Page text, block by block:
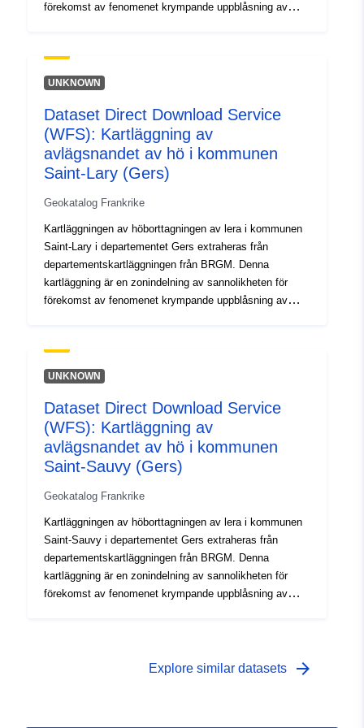
förekomst av fenomenet krympande uppblåsning av
geologiska kartor, vilka tolkades med beaktande av
följande faktorer för varje geologisk formation: —
andelen sprängande mineraler i lerfasen (minerogisk
sammansättning). — materialets geotekniska beteende.
För var och en av de identifierade lerformationerna är
faronivån i slutändan resultatet av den känslighetsnivå
som på så sätt erhålls med tätheten av svårsvullnad,
rapporterad till 100 km² av den faktiska urbaniserade
utgjutningsytan.
UNKNOWN
Dataset Direct Download Service
(WFS): Kartläggning av
avlägsnandet av hö i kommunen
Saint-Lary (Gers)
Geokatalog Frankrike
Kartläggningen av höborttagningen av lera i kommunen
Saint-Lary i departementet Gers extraheras från
departementskartläggningen från BRGM. Denna
kartläggning är en zonindelning av sannolikheten för
förekomst av fenomenet krympande uppblåsning av
geologiska kartor, vilka tolkades med beaktande av
följande faktorer för varje geologisk formation: —
andelen sprängande mineraler i lerfasen (minerogisk
sammansättning). — materialets geotekniska beteende.
För var och en av de identifierade lerformationerna är
faronivån i slutändan resultatet av den känslighetsnivå
som på så sätt erhålls med tätheten av svårsvullnad,
rapporterad till 100 km² av den faktiska urbaniserade
utgjutningsytan.
UNKNOWN
Dataset Direct Download Service
(WFS): Kartläggning av
avlägsnandet av hö i kommunen
Saint-Sauvy (Gers)
Geokatalog Frankrike
Kartläggningen av höborttagningen av lera i kommunen
Saint-Sauvy i departementet Gers extraheras från
departementskartläggningen från BRGM. Denna
kartläggning är en zonindelning av sannolikheten för
förekomst av fenomenet krympande uppblåsning av
följande faktorer för varje geologisk formation: —
Explore similar datasets arrow_forward